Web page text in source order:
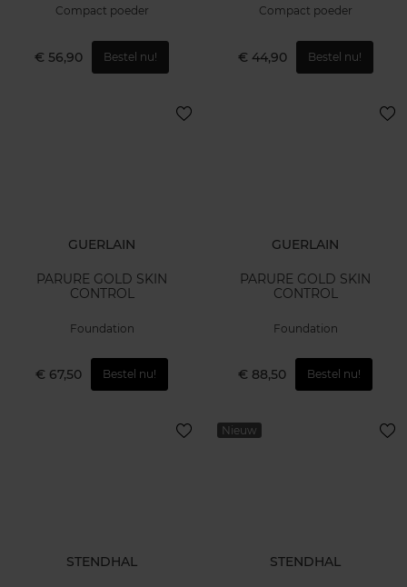
Compact poeder
€ 56,90 Bestel nu!
Compact poeder
€ 44,90 Bestel nu!
GUERLAIN
PARURE GOLD SKIN
CONTROL
Foundation
€ 67,50 Bestel nu!
GUERLAIN
PARURE GOLD SKIN
CONTROL
Foundation
€ 88,50 Bestel nu!
STENDHAL
Nieuw
STENDHAL